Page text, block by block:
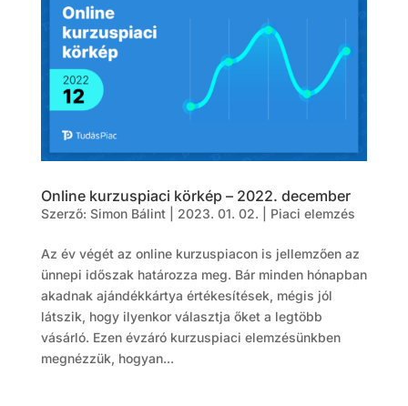
Online kurzuspiaci körkép – 2022. december
Szerző: Simon Bálint| 2023. 01. 02. Piaci elemzés
Az év végét az online kurzuspiacon is jellemzően az
ünnepi időszak határozza meg. Bár minden hónapban
akadnak ajándékkártya értékesítések, mégis jól
látszik, hogy ilyenkor választja őket a legtöbb
vásárló. Ezen évzáró kurzuspiaci elemzésünkben
megnézzük, hogyan...